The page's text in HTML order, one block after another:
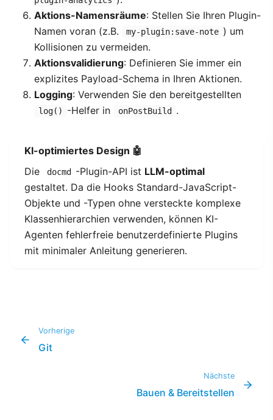
Aktions-Namensräume: Stellen Sie Ihren Plugin-
Namen voran (z.B.
my-plugin:save-note ) um
Kollisionen zu vermeiden.
Aktionsvalidierung: Definieren Sie immer ein
explizites Payload-Schema in Ihren Aktionen.
Logging: Verwenden Sie den bereitgestellten
log() -Helfer in onPostBuild .
KI-optimiertes Design 🤖
Die
docmd -Plugin-API ist LLM-optimal
gestaltet. Da die Hooks Standard-JavaScript-
Objekte und -Typen ohne versteckte komplexe
Klassenhierarchien verwenden, können KI-
Agenten fehlerfreie benutzerdefinierte Plugins
mit minimaler Anleitung generieren.
Vorherige
Git
Nächste
Bauen & Bereitstellen